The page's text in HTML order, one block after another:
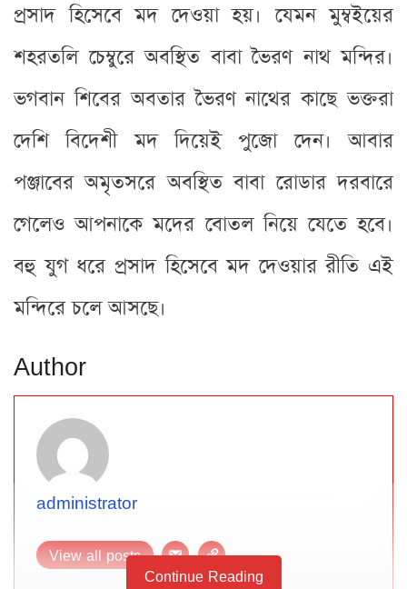
প্রসাদ হিসেবে মদ দেওয়া হয়। যেমন মুম্বইয়ের
শহরতলি চেম্বুরে অবস্থিত বাবা ভৈরণ নাথ মন্দির।
ভগবান শিবের অবতার ভৈরণ নাথের কাছে ভক্তরা
দেশি বিদেশী মদ দিয়েই পুজো দেন। আবার
পঞ্জাবের অমৃতসরে অবস্থিত বাবা রোডার দরবারে
গেলেও আপনাকে মদের বোতল নিয়ে যেতে হবে।
বহু যুগ ধরে প্রসাদ হিসেবে মদ দেওয়ার রীতি এই
মন্দিরে চলে আসছে।
Author
administrator
View all posts
Continue Reading